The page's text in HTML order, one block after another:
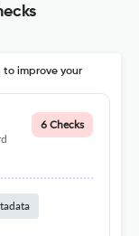
improve your
6 Checks